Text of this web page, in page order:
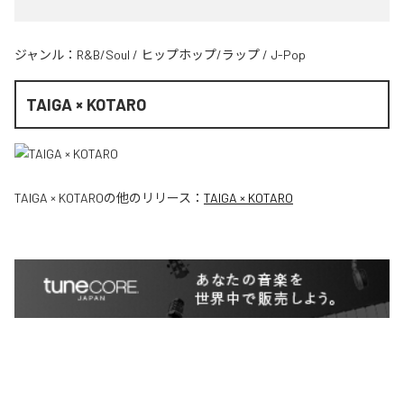
ジャンル： R&B/Soul / ヒップホップ/ラップ / J-Pop
TAIGA × KOTARO
TAIGA × KOTAROの他のリリース： TAIGA × KOTARO